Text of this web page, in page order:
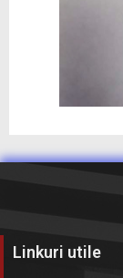
Linkuri utile